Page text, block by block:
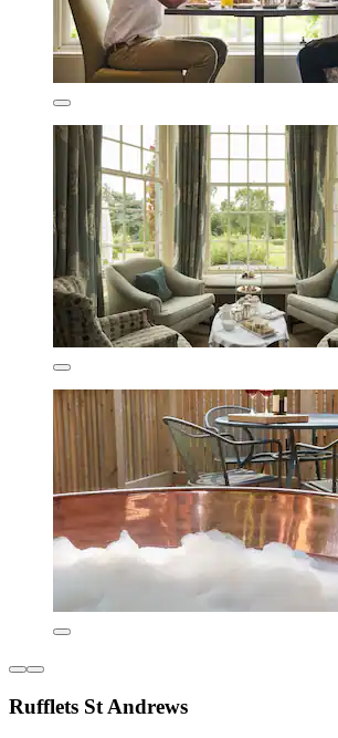
Rufflets St Andrews